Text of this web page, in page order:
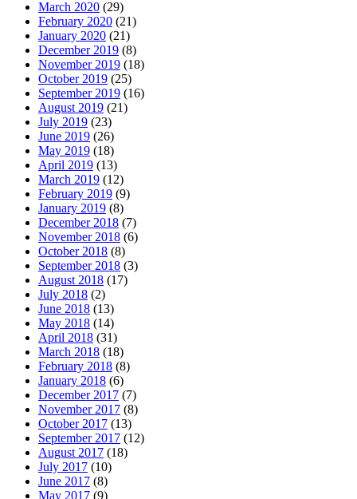
March 2020 (29)
February 2020 (21)
January 2020 (21)
December 2019 (8)
November 2019 (18)
October 2019 (25)
September 2019 (16)
August 2019 (21)
July 2019 (23)
June 2019 (26)
May 2019 (18)
April 2019 (13)
March 2019 (12)
February 2019 (9)
January 2019 (8)
December 2018 (7)
November 2018 (6)
October 2018 (8)
September 2018 (3)
August 2018 (17)
July 2018 (2)
June 2018 (13)
May 2018 (14)
April 2018 (31)
March 2018 (18)
February 2018 (8)
January 2018 (6)
December 2017 (7)
November 2017 (8)
October 2017 (13)
September 2017 (12)
August 2017 (18)
July 2017 (10)
June 2017 (8)
May 2017 (9)